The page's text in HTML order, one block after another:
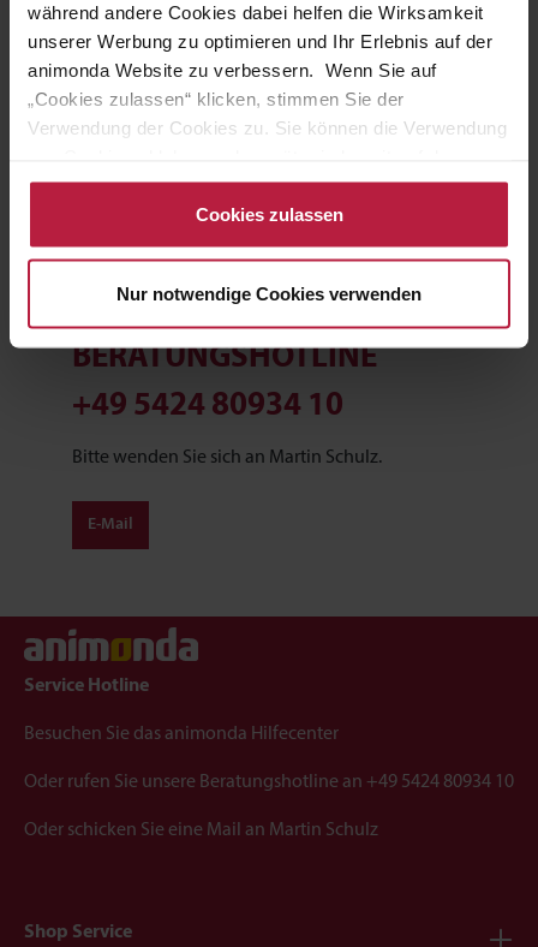
während andere Cookies dabei helfen die Wirksamkeit
unserer Werbung zu optimieren und Ihr Erlebnis auf der
animonda Website zu verbessern. Wenn Sie auf
„Cookies zulassen“ klicken, stimmen Sie der
Verwendung der Cookies zu. Sie können die Verwendung
Datenschutzseiteändern/widerrufen oder auf das
Cookiebot-Logo am linken unteren Bildrand klicken. Mit
Klick auf „Cookies zulassen“ erteilen Sie Ihre Einwilligung
Shop an unseren Partner, die shopware AG (Ebbinghoff
10, 48624 Schöppingen, Deutschland), die diese Daten
Ihnen nicht persönlich zuordnen kann, sie aber zu
Marktverhaltensanalysen) verarbeiten darf.
Cookies zulassen
Nur notwendige Cookies verwenden
JETZT REGISTRIEREN ALS
- ZÜCHTER -
ICH BIN KEIN PROFI
BERATUNGSHOTLINE
+49 5424 80934 10
Bitte wenden Sie sich an Martin Schulz.
E-Mail
Service Hotline
Besuchen Sie das animonda Hilfecenter
Oder rufen Sie unsere Beratungshotline an +49 5424 80934 10
Oder schicken Sie eine Mail an Martin Schulz
Shop Service